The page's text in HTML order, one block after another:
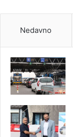
Nedavno